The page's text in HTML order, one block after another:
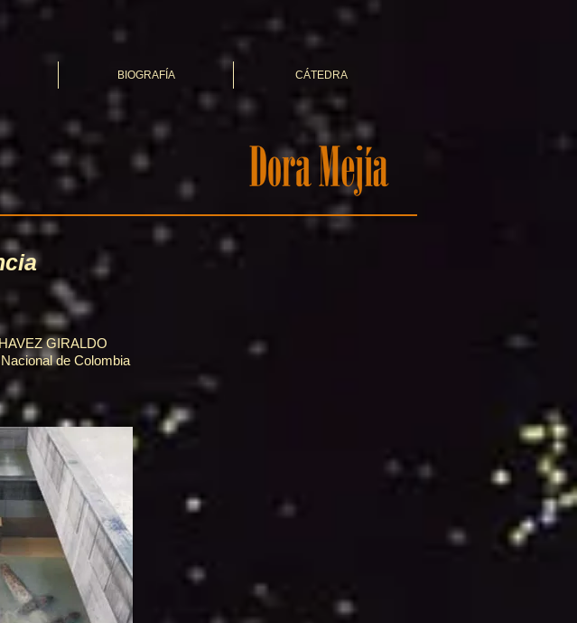
BIOGRAFÍA CÁTEDRA
GIRALDO
de Colombia